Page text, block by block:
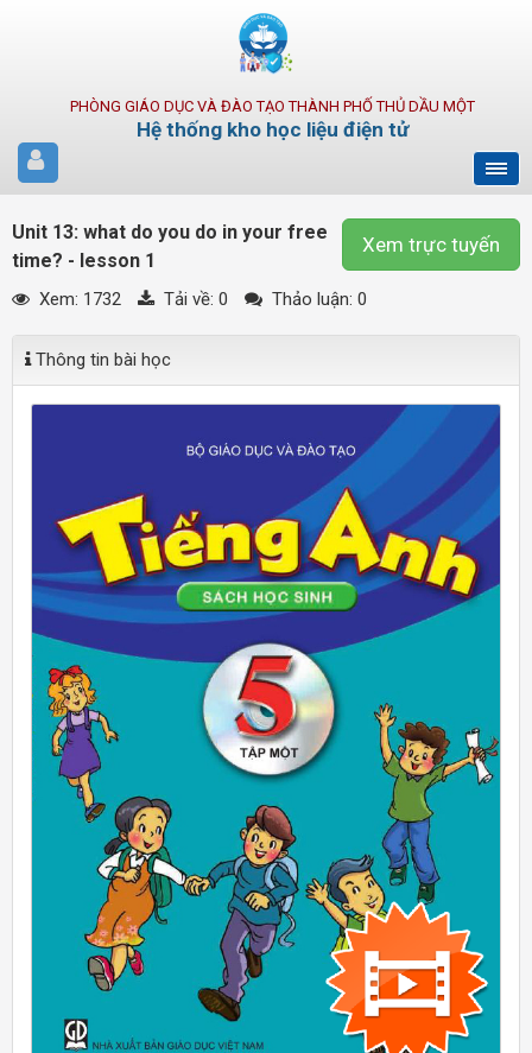
PHÒNG GIÁO DỤC VÀ ĐÀO TẠO THÀNH PHỐ THỦ DẦU MỘT
Hệ thống kho học liệu điện tử
Xem trực tuyến
Unit 13: what do you do in your free
time? - lesson 1
Xem: 1732 Tải về: 0 Thảo luận: 0
Thông tin bài học